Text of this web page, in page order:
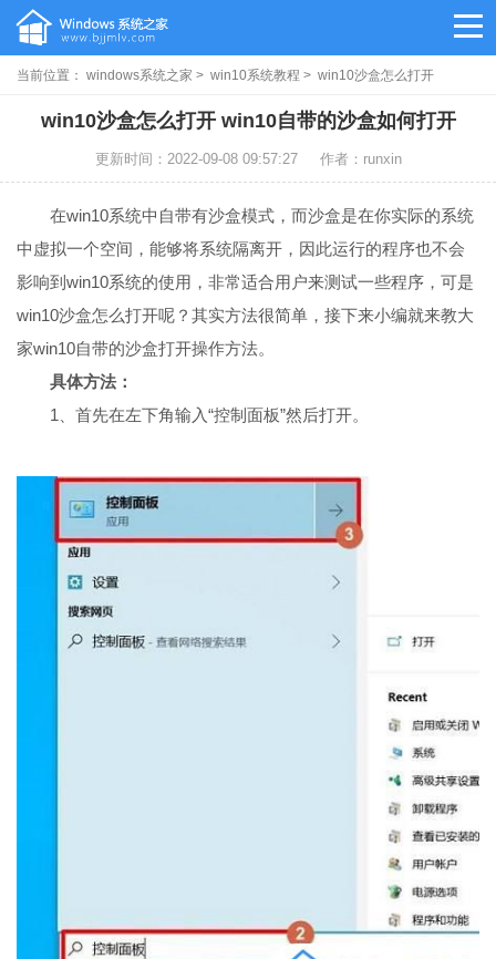
当前位置： windows系统之家 > win10系统教程 > win10沙盒怎么打开
win10沙盒怎么打开 win10自带的沙盒如何打开
更新时间：2022-09-08 09:57:27 作者：runxin
在win10系统中自带有沙盒模式，而沙盒是在你实际的系统
中虚拟一个空间，能够将系统隔离开，因此运行的程序也不会
影响到win10系统的使用，非常适合用户来测试一些程序，可是
win10沙盒怎么打开呢？其实方法很简单，接下来小编就来教大
家win10自带的沙盒打开操作方法。
具体方法：
1、首先在左下角输入“控制面板”然后打开。